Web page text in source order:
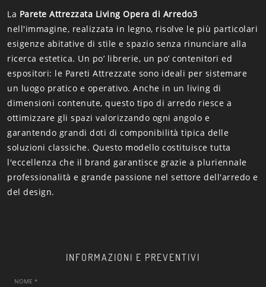
La Parete Attrezzata Living Opera di Arredo3
nell'immagine, realizzata in legno, risolve le più particolari
esigenze abitative di stile e spazio senza rinunciare alla
ricerca estetica. Un po’ librerie, un po’ contenitori ed
espositori: le Pareti Attrezzate sono ideali per sistemare
un luogo pratico e operativo. Anche in un living di
dimensioni contenute, questo tipo di arredo riesce a
ottimizzare gli spazi valorizzando ogni angolo e
garantendo grandi doti di componibilità tipica delle
soluzioni classiche. Questo modello costituisce tutta
l'eccellenza che il brand garantisce grazie a pluriennale
professionalità e grande passione nel settore dell'arredo e
del design.
INFORMAZIONI E PREVENTIVI